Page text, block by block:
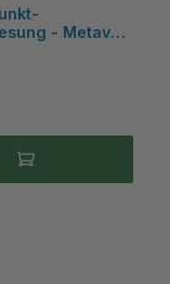
- Metav